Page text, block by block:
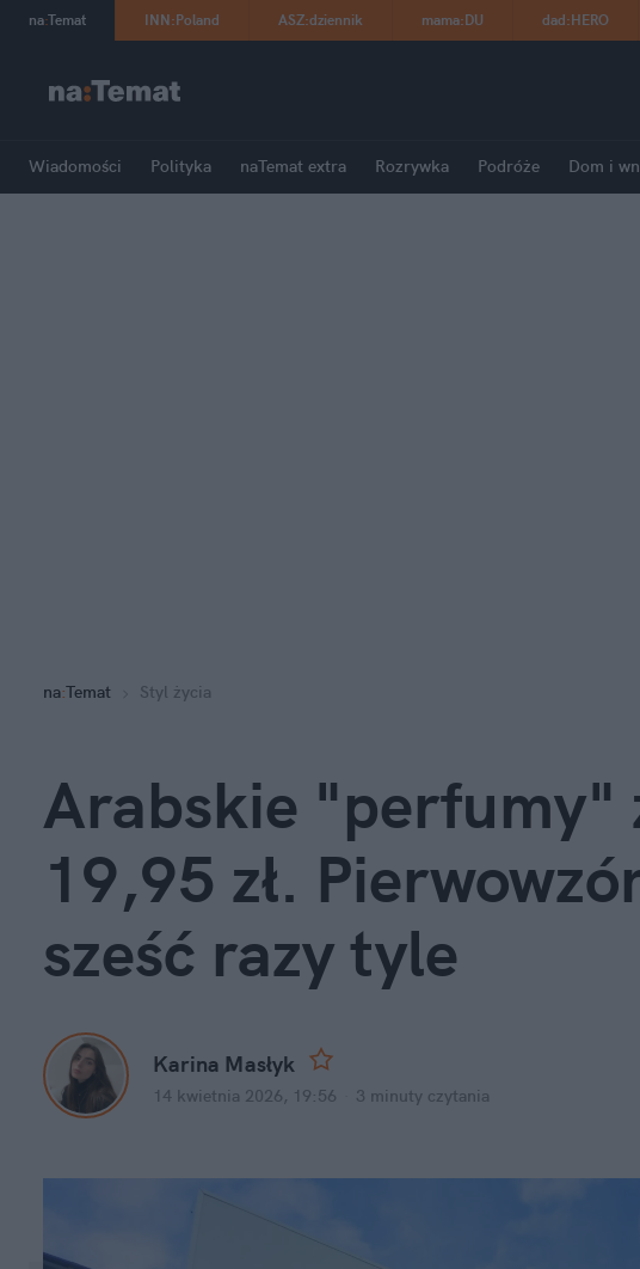
na:Temat INN:Poland ASZ:dziennik mama:DU dad:HERO
Wiadomości Polityka naTemat extra Rozrywka Podróże Dom i
na:Temat Styl życia
Arabskie "perfumy"
19,95 zł.
sześć razy tyle
Karina Masłyk
14 kwietnia 2026, 19:56 3 minuty czytania